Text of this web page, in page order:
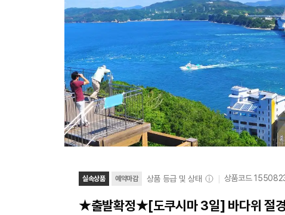
실속상품 예약마감 상품 등급 및 상태 상품코드
★출발확정★[도쿠시마 3일] 바다위 절경